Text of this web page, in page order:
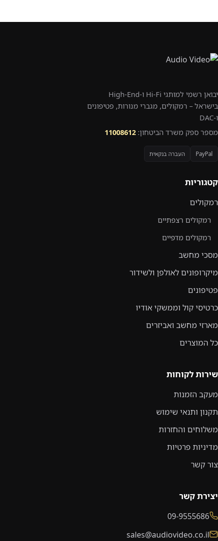
יבואן רשמי למותגי Hi-Fi ו-High-End
בישראל – רמקולים, מגברי מנורות, פטיפונים
ו-DAC
מספר ספק משרד הביטחון: 11008612
PayPal העברה בנקאית
קטגוריות
רמקולים
רמקולים רצפתיים
רמקולים מדפיים
מסכי מחשב
מיקרופונים לאולפן ולשידור
פטיפונים
כרטיסי קול וממשקי אודיו
מארזי מחשב ואביזרים
כל המוצרים
שירות לקוחות
מעקב הזמנות
תקנון ותנאי שימוש
משלוחים והחזרות
מדיניות פרטיות
צור קשר
יצירת קשר
09-9555686
sales@audiovideo.co.il